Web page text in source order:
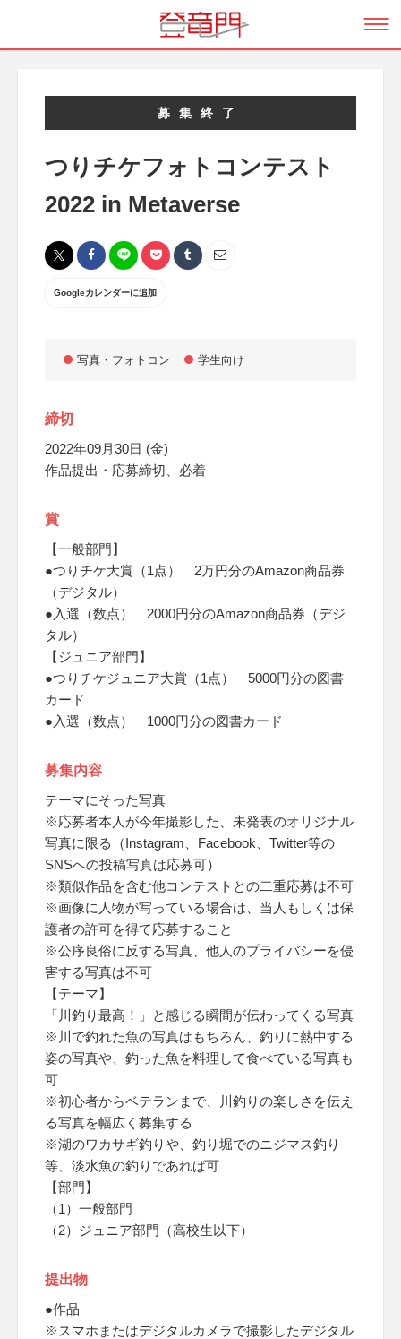
募集終了
つりチケフォトコンテスト
2022 in Metaverse
Googleカレンダーに追加
写真・フォトコン 学生向け
締切
2022年09月30日 (金)
作品提出・応募締切、必着
賞
【一般部門】
●つりチケ大賞（1点） 2万円分のAmazon商品券
（デジタル）
●入選（数点） 2000円分のAmazon商品券（デジ
タル）
【ジュニア部門】
●つりチケジュニア大賞（1点） 5000円分の図書
カード
●入選（数点） 1000円分の図書カード
募集内容
テーマにそった写真
※応募者本人が今年撮影した、未発表のオリジナル
写真に限る（Instagram、Facebook、Twitter等の
SNSへの投稿写真は応募可）
※類似作品を含む他コンテストとの二重応募は不可
※画像に人物が写っている場合は、当人もしくは保
護者の許可を得て応募すること
※公序良俗に反する写真、他人のプライバシーを侵
害する写真は不可
【テーマ】
「川釣り最高！」と感じる瞬間が伝わってくる写真
※川で釣れた魚の写真はもちろん、釣りに熱中する
姿の写真や、釣った魚を料理して食べている写真も
可
※初心者からベテランまで、川釣りの楽しさを伝え
る写真を幅広く募集する
※湖のワカサギ釣りや、釣り堀でのニジマス釣り
等、淡水魚の釣りであれば可
【部門】
（1）一般部門
（2）ジュニア部門（高校生以下）
提出物
●作品
※スマホまたはデジタルカメラで撮影したデジタル